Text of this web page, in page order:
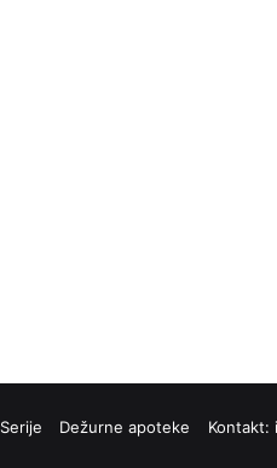
Kontakt:
Serije Dežurne apoteke